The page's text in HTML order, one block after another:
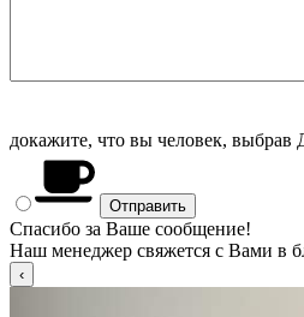
докажите, что вы человек, выбрав
Спасибо за Ваше сообщение!
Наш менеджер свяжется с Вами в